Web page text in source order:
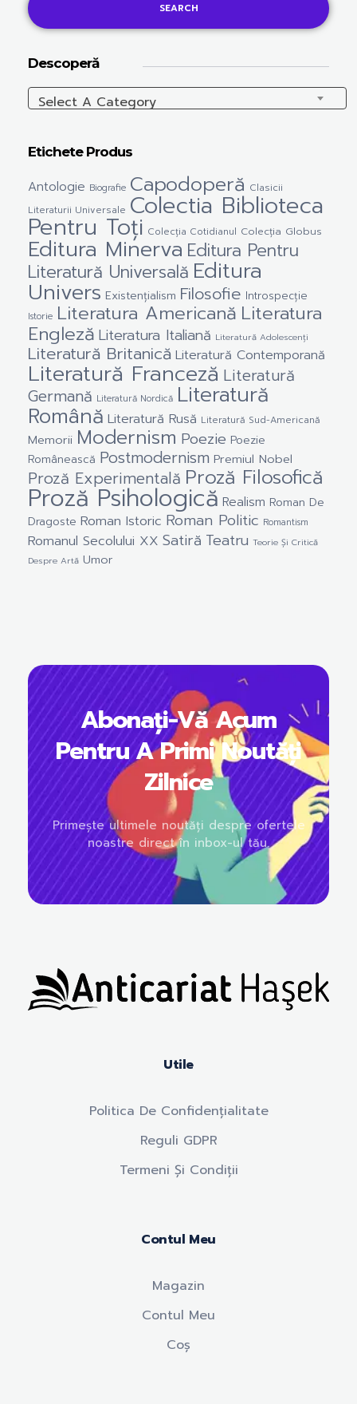
SEARCH
Descoperă
Select A Category
Etichete Produs
Antologie Biografie Capodoperă Clasicii
Literaturii Universale Colectia Biblioteca
Pentru Toți Colecția Cotidianul Colecția Globus
Editura Minerva Editura Pentru
Literatură Universală Editura
Univers Existențialism Filosofie Introspecție
Istorie Literatura Americană Literatura
Engleză Literatura Italiană Literatură Adolescenți
Literatură Britanică Literatură Contemporană
Literatură Franceză Literatură
Germană Literatură Nordică Literatură
Română Literatură Rusă Literatură Sud-Americană
Memorii Modernism Poezie Poezie
Românească Postmodernism Premiul Nobel
Proză Experimentală Proză Filosofică
Proză Psihologică Realism Roman De
Dragoste Roman Istoric Roman Politic Romantism
Romanul Secolului XX Satiră Teatru Teorie Și Critică
Despre Artă Umor
Abonați-Vă Acum
Pentru A Primi Noutăți
Zilnice
Primește ultimele noutăți despre ofertele
noastre direct în inbox-ul tău.
Utile
Politica De Confidențialitate
Reguli GDPR
Termeni Și Condiții
Contul Meu
Magazin
Contul Meu
Coș